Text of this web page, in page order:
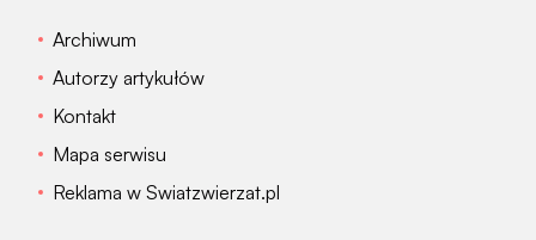
Archiwum
Autorzy artykułów
Kontakt
Mapa serwisu
Reklama w Swiatzwierzat.pl